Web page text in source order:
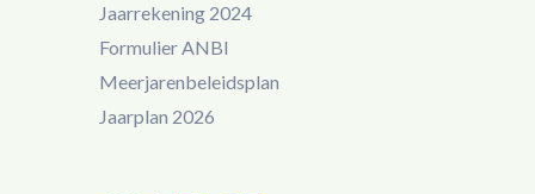
Jaarrekening 2024
Formulier ANBI
Meerjarenbeleidsplan
Jaarplan 2026